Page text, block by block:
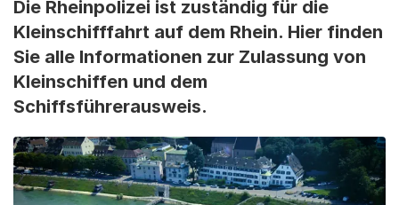
Die Rheinpolizei ist zuständig für die
Kleinschifffahrt auf dem Rhein. Hier finden
Sie alle Informationen zur Zulassung von
Kleinschiffen und dem
Schiffsführerausweis.